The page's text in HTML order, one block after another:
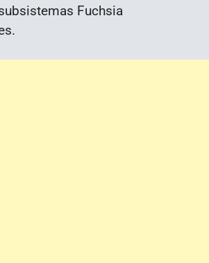
Fuchsia